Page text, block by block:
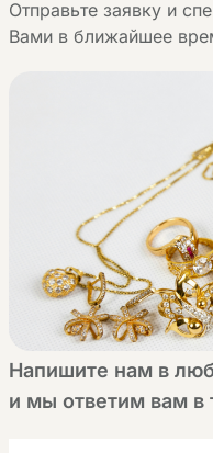
Отправьте заявку и
Вами в ближайшее
Напишите нам в
и мы ответим вам в